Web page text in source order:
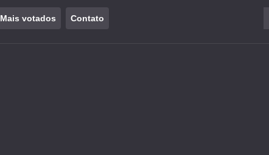
Mais votados Contato